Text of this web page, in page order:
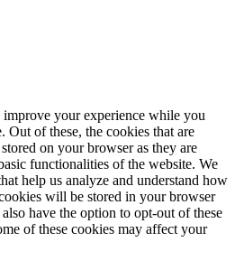
your experience while you
Out of these, the cookies that are
on your browser as they are
functionalities of the website. We
help us analyze and understand how
will be stored in your browser
have the option to opt-out of these
of these cookies may affect your